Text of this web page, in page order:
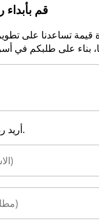
قم بأبداء
قيمة تساعدنا على
أريد ردًا على رأيي.